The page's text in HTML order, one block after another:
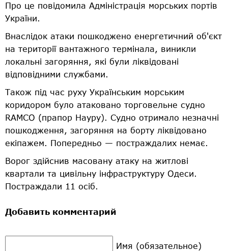
Про це повідомила Адміністрація морських портів
України.
Внаслідок атаки пошкоджено енергетичний об'єкт
на території вантажного термінала, виникли
локальні загоряння, які були ліквідовані
відповідними службами.
Також під час руху Українським морським
коридором було атаковано торговельне судно
RAMCO (прапор Науру). Судно отримало незначні
пошкодження, загоряння на борту ліквідовано
екіпажем. Попередньо — постраждалих немає.
Ворог здійснив масовану атаку на житлові
квартали та цивільну інфраструктуру Одеси.
Постраждали 11 осіб.
Добавить комментарий
Имя (обязательное)